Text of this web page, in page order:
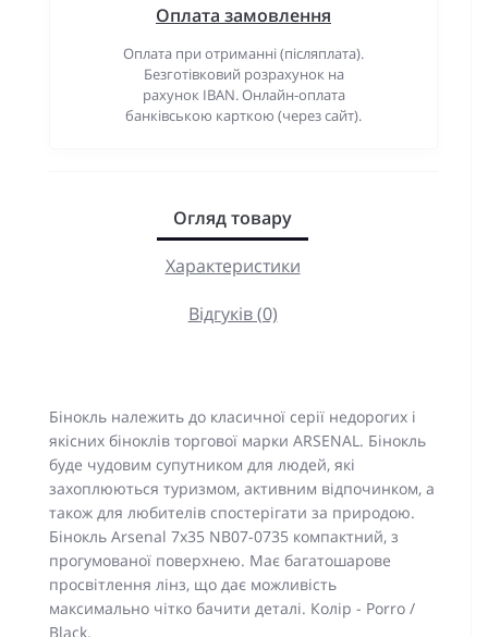
Оплата замовлення
Оплата при отриманні (післяплата).
Безготівковий розрахунок на
рахунок IBAN. Онлайн-оплата
банківською карткою (через сайт).
Огляд товару
Характеристики
Відгуків (0)
Бінокль належить до класичної серії недорогих і
якісних біноклів торгової марки ARSENAL. Бінокль
буде чудовим супутником для людей, які
захоплюються туризмом, активним відпочинком, а
також для любителів спостерігати за природою.
Бінокль Arsenal 7x35 NB07-0735 компактний, з
прогумованої поверхнею. Має багатошарове
просвітлення лінз, що дає можливість
максимально чітко бачити деталі. Колір - Porro /
Black.